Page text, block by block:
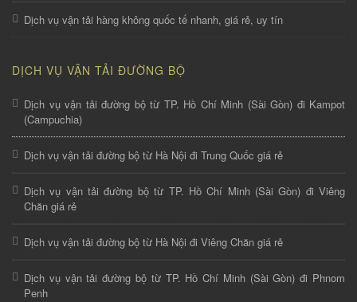
Dịch vụ vận tải hàng không quốc tế nhanh, giá rẻ, uy tín
DỊCH VỤ VẬN TẢI ĐƯỜNG BỘ
Dịch vụ vận tải đường bộ từ TP. Hồ Chí Minh (Sài Gòn) đi Kampot
(Campuchia)
Dịch vụ vận tải đường bộ từ Hà Nội đi Trung Quốc giá rẻ
Dịch vụ vận tải đường bộ từ TP. Hồ Chí Minh (Sài Gòn) đi Viêng
Chăn giá rẻ
Dịch vụ vận tải đường bộ từ Hà Nội đi Viêng Chăn giá rẻ
Dịch vụ vận tải đường bộ từ TP. Hồ Chí Minh (Sài Gòn) đi Phnom
Penh